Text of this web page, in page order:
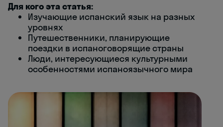
Для кого эта статья:
Изучающие испанский язык на разных
уровнях
Путешественники, планирующие
поездки в испаноговорящие страны
Люди, интересующиеся культурными
особенностями испаноязычного мира